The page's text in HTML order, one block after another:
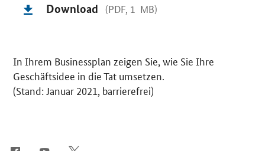
Download (PDF, 1 MB)
In Ihrem Businessplan zeigen Sie, wie Sie Ihre
Geschäftsidee in die Tat umsetzen.
(Stand: Januar 2021, barrierefrei)